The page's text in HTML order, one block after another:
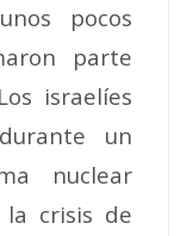
pocos
parte
Los israelíes
un
nuclear
la crisis de